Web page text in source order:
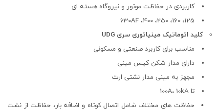
کاربردی در حفاظت موتور و نیروگاه هسته ای
125، 160، 250، 400، 630AF
کلید اتوماتیک مینیاتوری سری UDG
مناسب برای کاربرد صنعتی و مسکونی
دارای مدار شکن کیس مینی
مجهز به مینی مدار نشتی ارت
تا 100A، 10kA
حفاظت های مختلف شامل اتصال کوتاه و اضافه بار، حفاظت از نشت